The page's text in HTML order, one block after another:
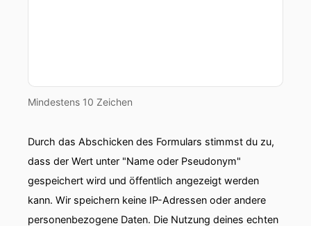
Mindestens 10 Zeichen
Durch das Abschicken des Formulars stimmst du zu,
dass der Wert unter "Name oder Pseudonym"
gespeichert wird und öffentlich angezeigt werden
kann. Wir speichern keine IP-Adressen oder andere
personenbezogene Daten. Die Nutzung deines echten